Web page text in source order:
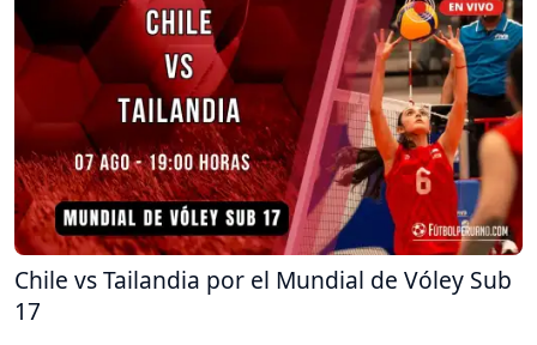
Chile vs Tailandia por el Mundial de Vóley Sub
17